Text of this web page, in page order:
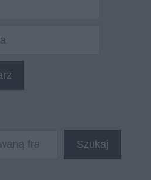
Szukaj